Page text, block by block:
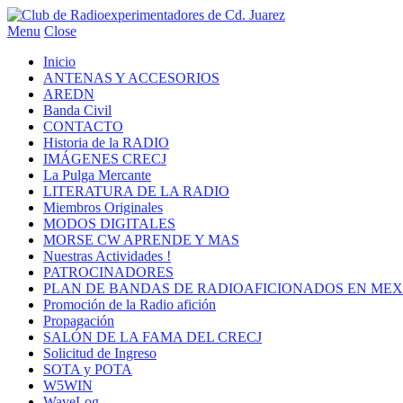
Menu Close
Inicio
ANTENAS Y ACCESORIOS
AREDN
Banda Civil
CONTACTO
Historia de la RADIO
IMÁGENES CRECJ
La Pulga Mercante
LITERATURA DE LA RADIO
Miembros Originales
MODOS DIGITALES
MORSE CW APRENDE Y MAS
Nuestras Actividades !
PATROCINADORES
PLAN DE BANDAS DE RADIOAFICIONADOS EN
Promoción de la Radio afición
Propagación
SALÓN DE LA FAMA DEL CRECJ
Solicitud de Ingreso
SOTA y POTA
W5WIN